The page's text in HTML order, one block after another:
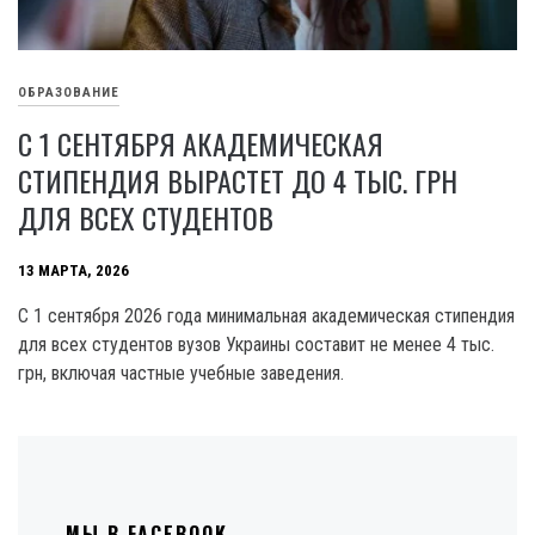
ОБРАЗОВАНИЕ
С 1 СЕНТЯБРЯ АКАДЕМИЧЕСКАЯ
СТИПЕНДИЯ ВЫРАСТЕТ ДО 4 ТЫС. ГРН
ДЛЯ ВСЕХ СТУДЕНТОВ
13 МАРТА, 2026
С 1 сентября 2026 года минимальная академическая стипендия
для всех студентов вузов Украины составит не менее 4 тыс.
грн, включая частные учебные заведения.